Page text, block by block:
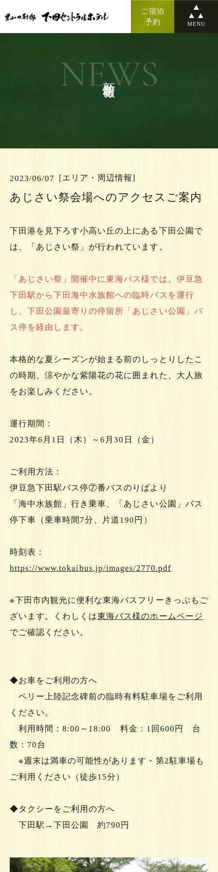
ご宿泊
予約
MENU
新着情報
NEWS
2023/06/07 [エリア・周辺情報]
あじさい祭会場へのアクセスご案内
下田港を見下ろす小高い丘の上にある下田公園で
は、「あじさい祭」が行われています。
「あじさい祭」開催中に東海バス様では、伊豆急
下田駅から下田海中水族館への臨時バスを運行
し、下田公園最寄りの停留所「あじさい公園」バ
ス停を経由します。
本格的な夏シーズンが始まる前のしっとりしたこ
の時期、涼やかな紫陽花の花に囲まれた、大人旅
をお楽しみください。
運行期間：
2023年6月1日（木）～6月30日（金）
ご利用方法：
伊豆急下田駅バス停⑦番バスのりばより
「海中水族館」行き乗車、「あじさい公園」バス
停下車（乗車時間7分、片道190円）
時刻表：
https://www.tokaibus.jp/images/2770.pdf
※下田市内観光に便利な東海バスフリーきっぷもご
ざいます。くわしくは東海バス様のホームページ
でご確認ください。
◆お車をご利用の方へ
ペリー上陸記念碑前の臨時有料駐車場をご利用
ください。
利用時間：8:00～18:00 料金：1回600円 台
数：70台
※週末は満車の可能性があります・第2駐車場も
ご利用ください（徒歩15分）
◆タクシーをご利用の方へ
下田駅→下田公園 約790円